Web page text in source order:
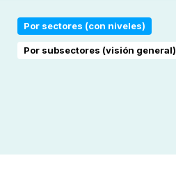
Por sectores (con niveles)
Por subsectores (visión general)